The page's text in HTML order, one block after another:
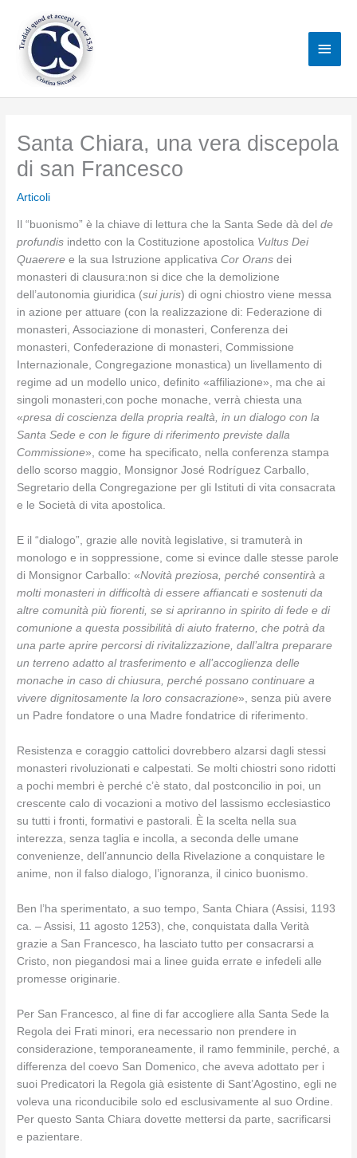
contenuto
Santa Chiara, una vera discepola
di san Francesco
Articoli
Il “buonismo” è la chiave di lettura che la Santa Sede dà delde
profundis indetto con la Costituzione apostolica Vultus Dei
Quaerere e la sua Istruzione applicativa Cor Oransdei
monasteri di clausura:non si dice che la demolizione
dell’autonomia giuridica (sui juris) di ogni chiostro viene messa
in azione per attuare (con la realizzazione di: Federazione di
monasteri, Associazione di monasteri, Conferenza dei
monasteri, Confederazione di monasteri, Commissione
Internazionale, Congregazione monastica) un livellamento di
regime ad un modello unico, definito «affiliazione», ma che ai
singoli monasteri,con poche monache, verrà chiesta una
«presa di coscienza della propria realtà, in un dialogo con la
Santa Sede e con le figure di riferimento previste dalla
Commissione», come ha specificato, nella conferenza stampa
dello scorso maggio, Monsignor José Rodríguez Carballo,
Segretario della Congregazione per gli Istituti di vita consacrata
e le Società di vita apostolica.
E il “dialogo”, grazie alle novità legislative, si tramuterà in
monologo e in soppressione, come si evince dalle stesse parole
di Monsignor Carballo: «Novità preziosa, perché consentirà a
molti monasteri in difficoltà di essere affiancati e sostenuti da
altre comunità più fiorenti, se si apriranno in spirito di fede e di
comunione a questa possibilità di aiuto fraterno, che potrà da
una parte aprire percorsi di rivitalizzazione, dall’altra preparare
un terreno adatto al trasferimento e all’accoglienza delle
monache in caso di chiusura, perché possano continuare a
vivere dignitosamente la loro consacrazione», senza più avere
un Padre fondatore o una Madre fondatrice di riferimento.
Resistenza e coraggio cattolici dovrebbero alzarsi dagli stessi
monasteri rivoluzionati e calpestati. Se molti chiostri sono ridotti
a pochi membri è perché c’è stato, dal postconcilio in poi, un
crescente calo di vocazioni a motivo del lassismo ecclesiastico
su tutti i fronti, formativi e pastorali. È la scelta nella sua
interezza, senza taglia e incolla, a seconda delle umane
convenienze, dell’annuncio della Rivelazione a conquistare le
anime, non il falso dialogo, l’ignoranza, il cinico buonismo.
Ben l’ha sperimentato, a suo tempo, Santa Chiara (Assisi, 1193
ca. – Assisi, 11 agosto 1253), che, conquistata dalla Verità
grazie a San Francesco, ha lasciato tutto per consacrarsi a
Cristo, non piegandosi mai a linee guida errate e infedeli alle
promesse originarie.
Per San Francesco, al fine di far accogliere alla Santa Sede la
Regola dei Frati minori, era necessario non prendere in
considerazione, temporaneamente, il ramo femminile, perché, a
differenza del coevo San Domenico, che aveva adottato per i
suoi Predicatori la Regola già esistente di Sant’Agostino, egli ne
voleva una riconducibile solo ed esclusivamente al suo Ordine.
Per questo Santa Chiara dovette mettersi da parte, sacrificarsi
e pazientare.